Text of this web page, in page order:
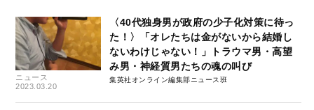
ニュース
2023.03.20
〈40代独身男が政府の少子化対策に待っ
た！〉「オレたちは金がないから結婚し
ないわけじゃない！」トラウマ男・高望
み男・神経質男たちの魂の叫び
集英社オンライン編集部ニュース班